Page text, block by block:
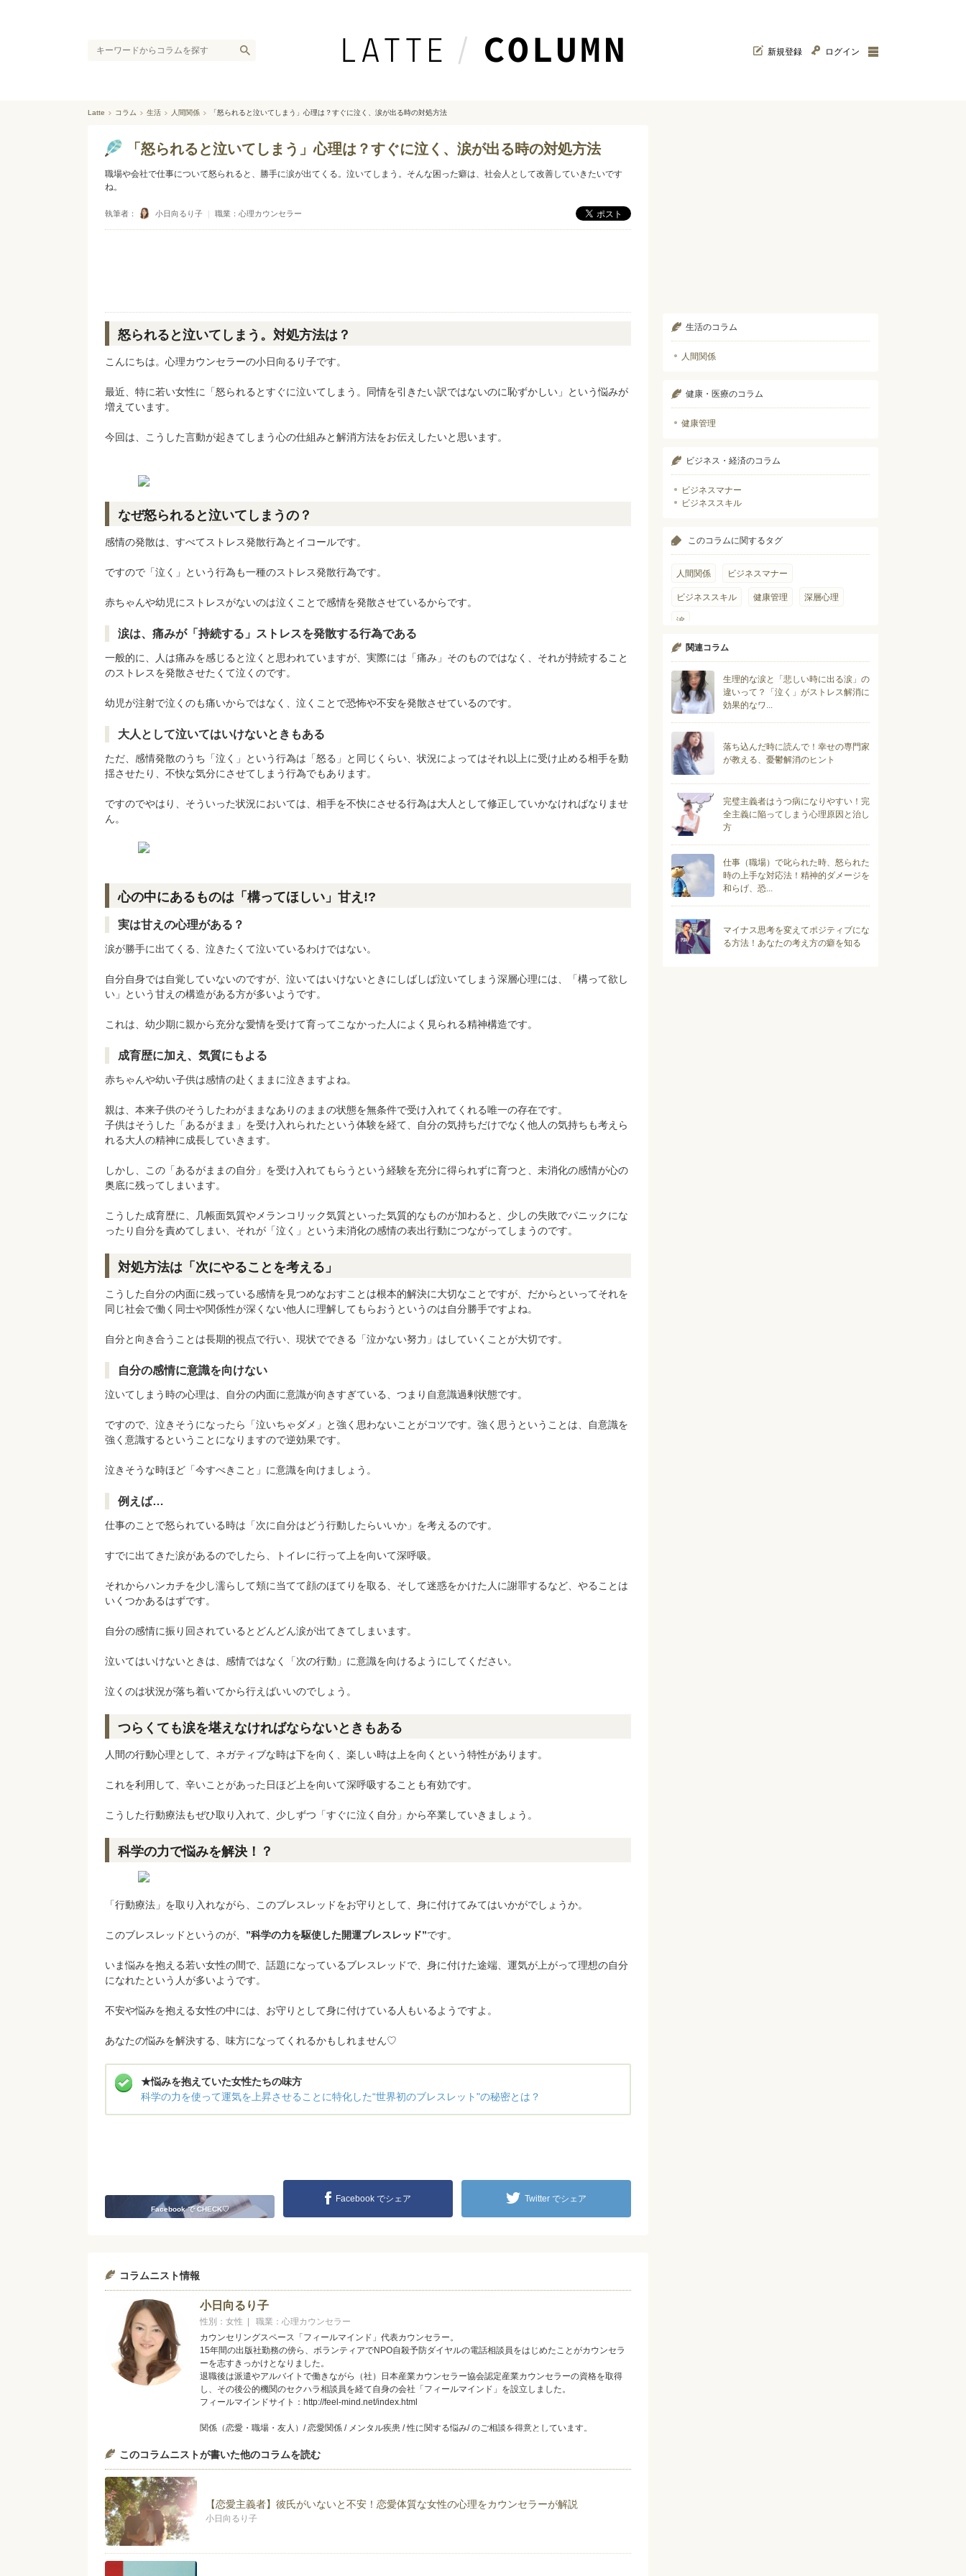
新規登録 ログイン
Latte コラム 生活 人間関係 「怒られると泣いてしまう」心理は？すぐに泣く、涙が出る時の対処方法
「怒られると泣いてしまう」心理は？すぐに泣く、涙が出る時の対処方法
職場や会社で仕事について怒られると、勝手に涙が出てくる。泣いてしまう。そんな困った癖は、社会人として改善していきたいです
ね。
執筆者： 小日向るり子 ｜ 職業：心理カウンセラー
怒られると泣いてしまう。対処方法は？
こんにちは。心理カウンセラーの小日向るり子です。
最近、特に若い女性に「怒られるとすぐに泣いてしまう。同情を引きたい訳ではないのに恥ずかしい」という悩みが
増えています。
今回は、こうした言動が起きてしまう心の仕組みと解消方法をお伝えしたいと思います。
なぜ怒られると泣いてしまうの？
感情の発散は、すべてストレス発散行為とイコールです。
ですので「泣く」という行為も一種のストレス発散行為です。
赤ちゃんや幼児にストレスがないのは泣くことで感情を発散させているからです。
涙は、痛みが「持続する」ストレスを発散する行為である
一般的に、人は痛みを感じると泣くと思われていますが、実際には「痛み」そのものではなく、それが持続すること
のストレスを発散させたくて泣くのです。
幼児が注射で泣くのも痛いからではなく、泣くことで恐怖や不安を発散させているのです。
大人として泣いてはいけないときもある
ただ、感情発散のうち「泣く」という行為は「怒る」と同じくらい、状況によってはそれ以上に受け止める相手を動
揺させたり、不快な気分にさせてしまう行為でもあります。
ですのでやはり、そういった状況においては、相手を不快にさせる行為は大人として修正していかなければなりませ
ん。
心の中にあるものは「構ってほしい」甘え!?
実は甘えの心理がある？
涙が勝手に出てくる、泣きたくて泣いているわけではない。
自分自身では自覚していないのですが、泣いてはいけないときにしばしば泣いてしまう深層心理には、「構って欲し
い」という甘えの構造がある方が多いようです。
これは、幼少期に親から充分な愛情を受けて育ってこなかった人によく見られる精神構造です。
成育歴に加え、気質にもよる
赤ちゃんや幼い子供は感情の赴くままに泣きますよね。
親は、本来子供のそうしたわがままなありのままの状態を無条件で受け入れてくれる唯一の存在です。
子供はそうした「あるがまま」を受け入れられたという体験を経て、自分の気持ちだけでなく他人の気持ちも考えら
れる大人の精神に成長していきます。
しかし、この「あるがままの自分」を受け入れてもらうという経験を充分に得られずに育つと、未消化の感情が心の
奥底に残ってしまいます。
こうした成育歴に、几帳面気質やメランコリック気質といった気質的なものが加わると、少しの失敗でパニックにな
ったり自分を責めてしまい、それが「泣く」という未消化の感情の表出行動につながってしまうのです。
対処方法は「次にやることを考える」
こうした自分の内面に残っている感情を見つめなおすことは根本的解決に大切なことですが、だからといってそれを
同じ社会で働く同士や関係性が深くない他人に理解してもらおうというのは自分勝手ですよね。
自分と向き合うことは長期的視点で行い、現状でできる「泣かない努力」はしていくことが大切です。
自分の感情に意識を向けない
泣いてしまう時の心理は、自分の内面に意識が向きすぎている、つまり自意識過剰状態です。
ですので、泣きそうになったら「泣いちゃダメ」と強く思わないことがコツです。強く思うということは、自意識を
強く意識するということになりますので逆効果です。
泣きそうな時ほど「今すべきこと」に意識を向けましょう。
例えば…
仕事のことで怒られている時は「次に自分はどう行動したらいいか」を考えるのです。
すでに出てきた涙があるのでしたら、トイレに行って上を向いて深呼吸。
それからハンカチを少し濡らして頬に当てて顔のほてりを取る、そして迷惑をかけた人に謝罪するなど、やることは
いくつかあるはずです。
自分の感情に振り回されているとどんどん涙が出てきてしまいます。
泣いてはいけないときは、感情ではなく「次の行動」に意識を向けるようにしてください。
泣くのは状況が落ち着いてから行えばいいのでしょう。
つらくても涙を堪えなければならないときもある
人間の行動心理として、ネガティブな時は下を向く、楽しい時は上を向くという特性があります。
これを利用して、辛いことがあった日ほど上を向いて深呼吸することも有効です。
こうした行動療法もぜひ取り入れて、少しずつ「すぐに泣く自分」から卒業していきましょう。
科学の力で悩みを解決！？
「行動療法」を取り入れながら、このブレスレッドをお守りとして、身に付けてみてはいかがでしょうか。
このブレスレッドというのが、 ”科学の力を駆使した開運ブレスレッド”です。
いま悩みを抱える若い女性の間で、話題になっているブレスレッドで、身に付けた途端、運気が上がって理想の自分
になれたという人が多いようです。
不安や悩みを抱える女性の中には、お守りとして身に付けている人もいるようですよ。
あなたの悩みを解決する、味方になってくれるかもしれません♡
★悩みを抱えていた女性たちの味方
科学の力を使って運気を上昇させることに特化した“世界初のブレスレット"の秘密とは？
Facebook で CHECK♡
Facebook でシェア Twitter でシェア
コラムニスト情報
小日向るり子
性別：女性 | 職業：心理カウンセラー
カウンセリングスペース「フィールマインド」代表カウンセラー。
15年間の出版社勤務の傍ら、ボランティアでNPO自殺予防ダイヤルの電話相談員をはじめたことがカウンセラ
ーを志すきっかけとなりました。
退職後は派遣やアルバイトで働きながら（社）日本産業カウンセラー協会認定産業カウンセラーの資格を取得
し、その後公的機関のセクハラ相談員を経て自身の会社「フィールマインド」を設立しました。
フィールマインドサイト：http://feel-mind.net/index.html
関係（恋愛・職場・友人）/ 恋愛関係 / メンタル疾患 / 性に関する悩み/ のご相談を得意としています。
このコラムニストが書いた他のコラムを読む
【恋愛主義者】彼氏がいないと不安！恋愛体質な女性の心理をカウンセラーが解説
小日向るり子
生活のコラム
人間関係
健康・医療のコラム
健康管理
ビジネス・経済のコラム
ビジネスマナー
ビジネススキル
このコラムに関するタグ
人間関係 ビジネスマナー
ビジネススキル 健康管理 深層心理
涙
関連コラム
生理的な涙と「悲しい時に出る涙」の
違いって？「泣く」がストレス解消に
効果的なワ...
落ち込んだ時に読んで！幸せの専門家
が教える、憂鬱解消のヒント
完璧主義者はうつ病になりやすい！完
全主義に陥ってしまう心理原因と治し
方
仕事（職場）で叱られた時、怒られた
時の上手な対応法！精神的ダメージを
和らげ、恐...
マイナス思考を変えてポジティブにな
る方法！あなたの考え方の癖を知る